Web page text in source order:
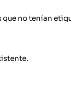
no tenían